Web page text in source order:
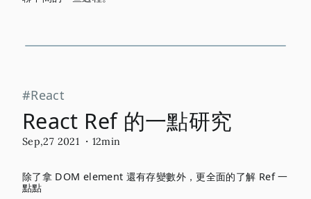
React
React Ref 的一點研究
Sep,27 2021・12min
除了拿 DOM element 還有存變數外，更全面的了解 Ref 一
點點